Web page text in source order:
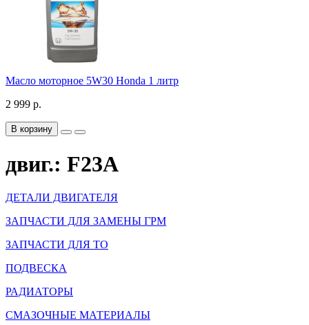
Масло моторное 5W30 Honda 1 литр
2 999 р.
В корзину
двиг.: F23A
ДЕТАЛИ ДВИГАТЕЛЯ
ЗАПЧАСТИ ДЛЯ ЗАМЕНЫ ГРМ
ЗАПЧАСТИ ДЛЯ ТО
ПОДВЕСКА
РАДИАТОРЫ
СМАЗОЧНЫЕ МАТЕРИАЛЫ